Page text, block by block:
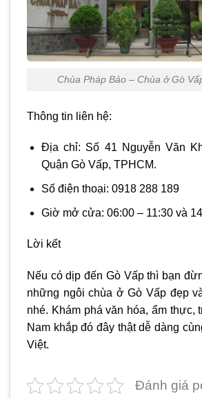
Chùa Pháp Bảo – Chùa ở Gò
Thông tin liên hệ:
Địa chỉ: Số 41 Nguyễn Văn
Quận Gò Vấp, TPHCM.
Số điện thoại: 0918 288 189
Giờ mở cửa: 06:00 – 11:30 và
Lời kết
Nếu có dịp đến Gò Vấp thì bạn
những ngôi chùa ở Gò Vấp đẹp
nhé. Khám phá văn hóa, ẩm thực,
Nam khắp đó đây thật dễ dàng
Việt.
Đánh giá